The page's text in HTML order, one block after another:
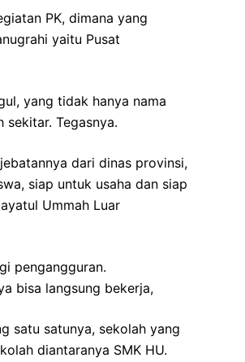
PK, dimana yang
yaitu Pusat
yang tidak hanya nama
Tegasnya.
dari dinas provinsi,
siap untuk usaha dan siap
Ummah Luar
pengangguran.
bisa langsung bekerja,
satu satunya, sekolah yang
diantaranya SMK HU.